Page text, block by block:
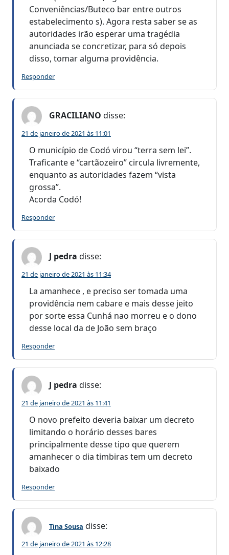
Conveniências/Buteco bar entre outros
estabelecimento s). Agora resta saber se as
autoridades irão esperar uma tragédia
anunciada se concretizar, para só depois
disso, tomar alguma providência.
Responder
GRACILIANO disse:
21 de janeiro de 2021 às 11:01
O município de Codó virou “terra sem lei”.
Traficante e “cartãozeiro” circula livremente,
enquanto as autoridades fazem “vista
grossa”.
Acorda Codó!
Responder
J pedra disse:
21 de janeiro de 2021 às 11:34
La amanhece , e preciso ser tomada uma
providência nem cabare e mais desse jeito
por sorte essa Cunhá nao morreu e o dono
desse local da de João sem braço
Responder
J pedra disse:
21 de janeiro de 2021 às 11:41
O novo prefeito deveria baixar um decreto
limitando o horário desses bares
principalmente desse tipo que querem
amanhecer o dia timbiras tem um decreto
baixado
Responder
Tina Sousa disse:
21 de janeiro de 2021 às 12:28